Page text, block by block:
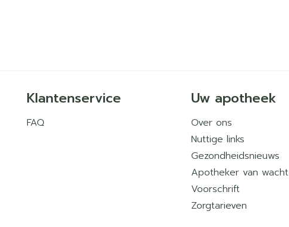
Klantenservice
FAQ
Uw apotheek
Over ons
Nuttige links
Gezondheidsnieuws
Apotheker van wacht
Voorschrift
Zorgtarieven